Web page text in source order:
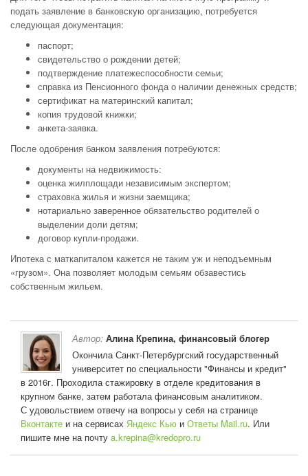
подать заявление в банковскую организацию, потребуется
следующая документация:
паспорт;
свидетельство о рождении детей;
подтверждение платежеспособности семьи;
справка из Пенсионного фонда о наличии денежных средств;
сертификат на материнский капитал;
копия трудовой книжки;
анкета-заявка.
После одобрения банком заявления потребуются:
документы на недвижимость:
оценка жилплощади независимым экспертом;
страховка жилья и жизни заемщика;
нотариально заверенное обязательство родителей о
выделении доли детям;
договор купли-продажи.
Ипотека с маткапиталом кажется не таким уж и неподъемным
«грузом». Она позволяет молодым семьям обзавестись
собственным жильем.
Автор: Алина Крепина, финансовый блогер
Окончила Санкт-Петербургский государственный
университет по специальности "Финансы и кредит"
в 2016г. Проходила стажировку в отделе кредитования в
крупном банке, затем работала финансовым аналитиком.
С удовольствием отвечу на вопросы у себя на странице
Вконтакте и на сервисах Яндекс Кью и Ответы Mail.ru. Или
пишите мне на почту a.krepina@kredopro.ru